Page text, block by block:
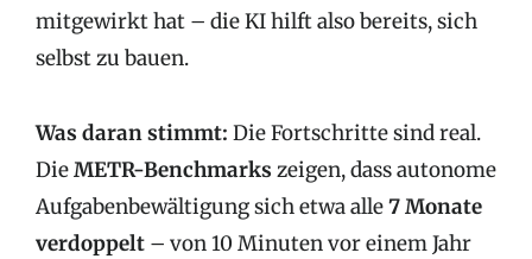
mitgewirkt hat – die KI hilft also bereits, sich
selbst zu bauen.
Was daran stimmt: Die Fortschritte sind real.
DieMETR-Benchmarks zeigen, dass autonome
Aufgabenbewältigung sich etwa alle7 Monate
verdoppelt – von 10 Minuten vor einem Jahr